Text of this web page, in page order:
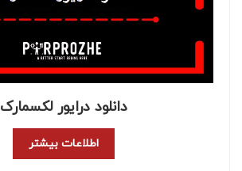
دانلود درایور لکسمارک
اطلاعات بیشتر